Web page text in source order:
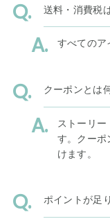
送料・消費税
すべてのア
クーポンとは
ストーリ
す。クーポ
けます。
ポイントが足